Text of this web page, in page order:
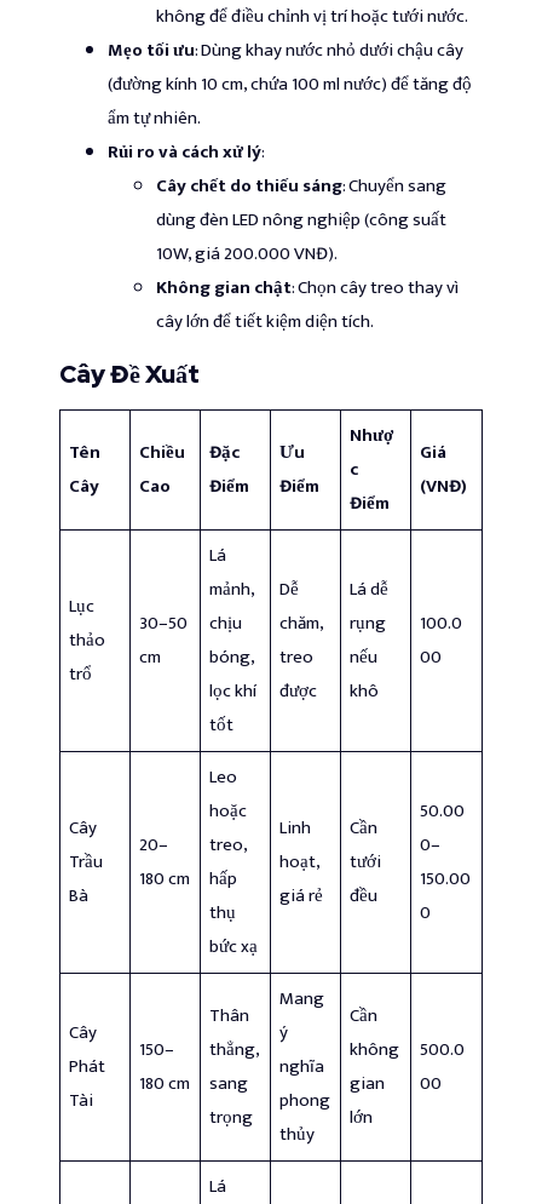
không để điều chỉnh vị trí hoặc tưới nước.
Mẹo tối ưu: Dùng khay nước nhỏ dưới chậu cây
(đường kính 10 cm, chứa 100 ml nước) để tăng độ
ẩm tự nhiên.
Rủi ro và cách xử lý:
Cây chết do thiếu sáng: Chuyển sang
dùng đèn LED nông nghiệp (công suất
10W, giá 200.000 VNĐ).
Không gian chật: Chọn cây treo thay vì
cây lớn để tiết kiệm diện tích.
Cây Đề Xuất
Tên
Cây
Chiều
Cao
Đặc
Điểm
Ưu
Điểm
Nhượ
c
Điểm
Giá
(VNĐ)
Lục
thảo
trổ
30–50
cm
Lá
mảnh,
chịu
bóng,
lọc khí
tốt
Dễ
chăm,
treo
được
Lá dễ
rụng
nếu
khô
100.0
00
Cây
Trầu
Bà
20–
180 cm
Leo
hoặc
treo,
hấp
thụ
bức xạ
Linh
hoạt,
giá rẻ
Cần
tưới
đều
50.00
0–
150.00
0
Cây
Phát
Tài
150–
180 cm
Thân
thẳng,
sang
trọng
Mang
ý
nghĩa
phong
thủy
Cần
không
gian
lớn
500.0
00
Lá